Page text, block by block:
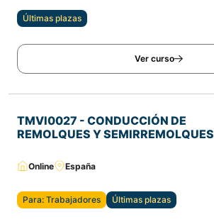
Últimas plazas
Ver curso
TMVI0027 - CONDUCCIÓN DE
REMOLQUES Y SEMIRREMOLQUES
Online España
Para: Trabajadores Últimas plazas